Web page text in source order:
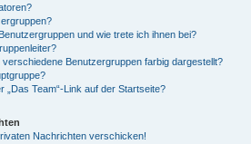
und wie trete ich ihnen bei?
Benutzergruppen farbig dargestellt?
„Das Team“-Link auf der Startseite?
Nachrichten verschicken!